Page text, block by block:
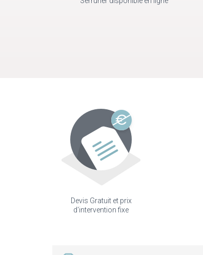
Devis Gratuit et prix
d'intervention fixe